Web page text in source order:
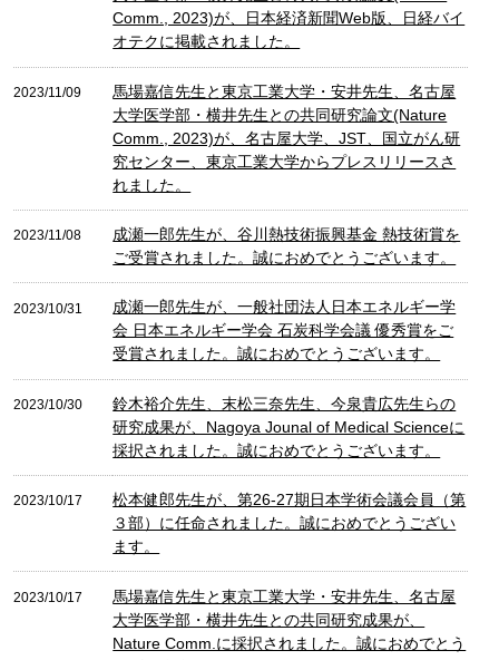
Comm., 2023)が、日本経済新聞Web版、日経バイ
オテクに掲載されました。
2023/11/09
馬場嘉信先生と東京工業大学・安井先生、名古屋
大学医学部・横井先生との共同研究論文(Nature
Comm., 2023)が、名古屋大学、JST、国立がん研
究センター、東京工業大学からプレスリリースさ
れました。
2023/11/08
成瀬一郎先生が、谷川熱技術振興基金 熱技術賞を
ご受賞されました。誠におめでとうございます。
2023/10/31
成瀬一郎先生が、一般社団法人日本エネルギー学
会 日本エネルギー学会 石炭科学会議 優秀賞をご
受賞されました。誠におめでとうございます。
2023/10/30
鈴木裕介先生、末松三奈先生、今泉貴広先生らの
研究成果が、Nagoya Jounal of Medical Scienceに
採択されました。誠におめでとうございます。
2023/10/17
松本健郎先生が、第26-27期日本学術会議会員（第
３部）に任命されました。誠におめでとうござい
ます。
2023/10/17
馬場嘉信先生と東京工業大学・安井先生、名古屋
大学医学部・横井先生との共同研究成果が、
Nature Comm.に採択されました。誠におめでとう